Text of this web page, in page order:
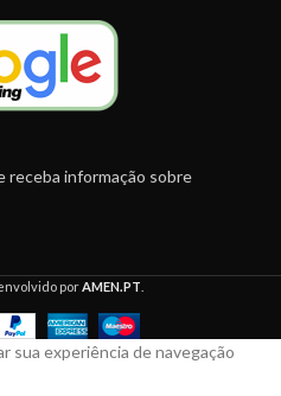
receba informação sobre
porAMEN.PT
sua experiência de navegação